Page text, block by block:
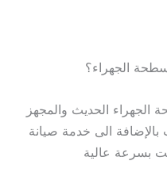
الجهراء؟
الحديث والمجهز
الى خدمة صيانة
بسرعة عالية